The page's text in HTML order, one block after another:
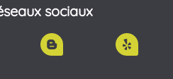
sociaux